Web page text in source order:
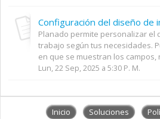
Configuración del diseño de
Planado permite personalizar el
trabajo según tus necesidades.
en que se muestran los campos,
Lun, 22 Sep, 2025 a 5:30 P. M.
Inicio Soluciones